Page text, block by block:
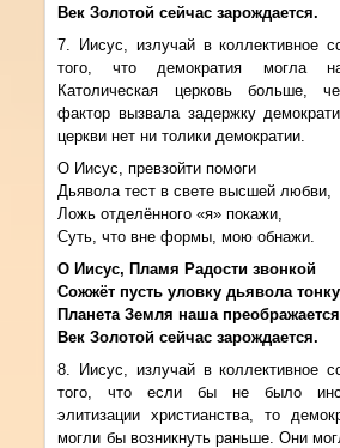
Век Золотой сейчас зарождается.
7. Иисус, излучай в коллективное
того, что демократия могла
Католическая церковь больше,
фактор вызвала задержку
церкви нет ни толики демократии.
О Иисус, превзойти помоги
Дьявола тест в свете высшей любви,
Ложь отделённого «я» покажи,
Суть, что вне формы, мою обнажи.
О Иисус, Пламя Радости звонкой
Сожжёт пусть уловку дьявола
Планета Земля наша
Век Золотой сейчас зарождается.
8. Иисус, излучай в коллективное
того, что если бы не было
элитизации христианства, то
могли бы возникнуть раньше. Они